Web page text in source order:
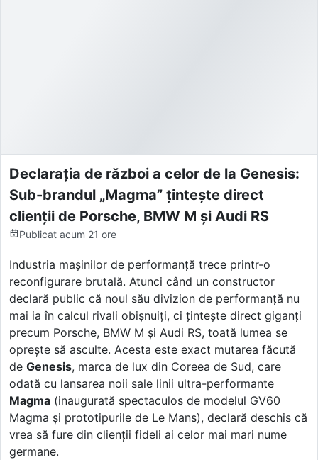
Declarația de război a celor de la Genesis:
Sub-brandul „Magma” țintește direct
clienții de Porsche, BMW M și Audi RS
Publicat acum 21 ore
Industria mașinilor de performanță trece printr-o
reconfigurare brutală. Atunci când un constructor
declară public că noul său divizion de performanță nu
mai ia în calcul rivali obișnuiți, ci țintește direct giganți
precum Porsche, BMW M și Audi RS, toată lumea se
oprește să asculte. Acesta este exact mutarea făcută
de Genesis, marca de lux din Coreea de Sud, care
odată cu lansarea noii sale linii ultra-performante
Magma (inaugurată spectaculos de modelul GV60
Magma și prototipurile de Le Mans), declară deschis că
vrea să fure din clienții fideli ai celor mai mari nume
germane.